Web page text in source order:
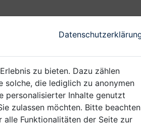
Genussempfehlung
mit einem nussigen Weichkäse
dazu genießen. Dann wird diese
zu bieten. Dazu zählen
solche, die lediglich zu anonymen
personalisierter Inhalte genutzt
zulassen möchten. Bitte beachten
alle Funktionalitäten der Seite zur